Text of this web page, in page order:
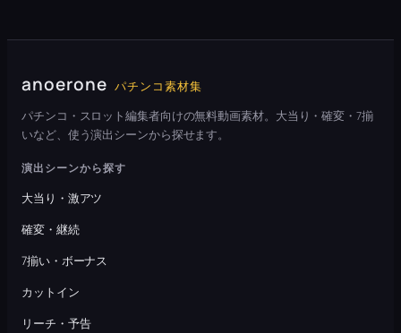
anoerone パチンコ素材集
パチンコ・スロット編集者向けの無料動画素材。大当り・確変・7揃
いなど、使う演出シーンから探せます。
演出シーンから探す
大当り・激アツ
確変・継続
7揃い・ボーナス
カットイン
リーチ・予告